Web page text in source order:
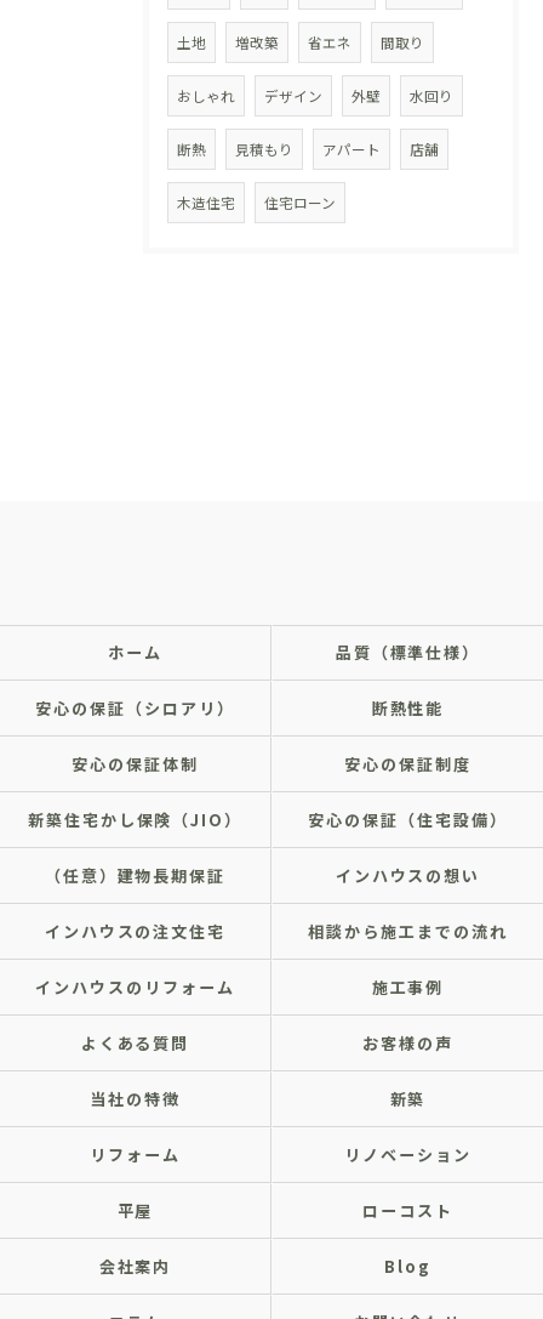
土地 増改築 省エネ 間取り
おしゃれ デザイン 外壁 水回り
断熱 見積もり アパート 店舗
木造住宅 住宅ローン
ホーム 品質（標準仕様）
安心の保証（シロアリ） 断熱性能
安心の保証体制 安心の保証制度
新築住宅かし保険（JIO） 安心の保証（住宅設備）
（任意）建物長期保証 インハウスの想い
インハウスの注文住宅 相談から施工までの流れ
インハウスのリフォーム 施工事例
よくある質問 お客様の声
当社の特徴 新築
リフォーム リノベーション
平屋 ローコスト
会社案内 Blog